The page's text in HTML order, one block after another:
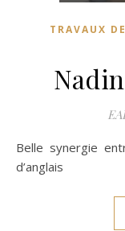
TRAVAUX
Belle synergie entre le cours d’informatique et le cours
d’anglais